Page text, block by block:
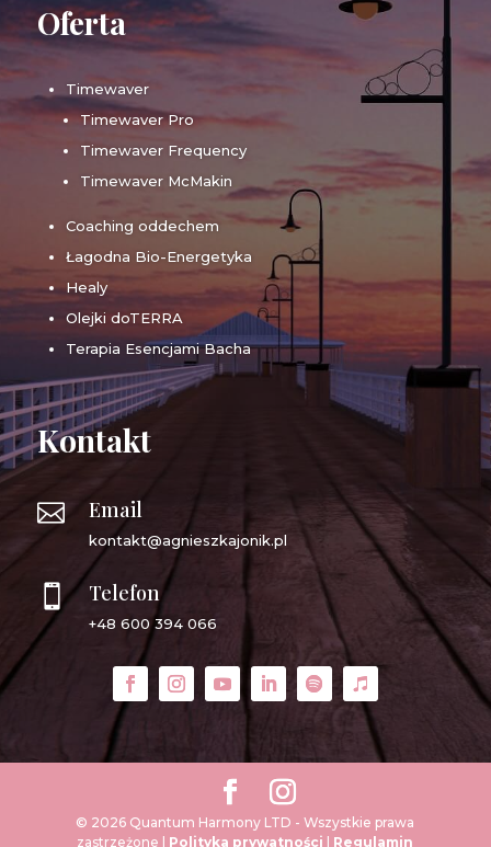
Oferta
Timewaver
Timewaver Pro
Timewaver Frequency
Timewaver McMakin
Coaching oddechem
Łagodna Bio-Energetyka
Healy
Olejki doTERRA
Terapia Esencjami Bacha
Kontakt
 Email
kontakt@agnieszkajonik.pl
 Telefon
+48 600 394 066
© 2026 Quantum Harmony LTD - Wszystkie prawa
zastrzeżone | Polityka prywatności Regulamin